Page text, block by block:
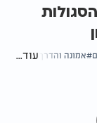
אמונה והדרך עוד...